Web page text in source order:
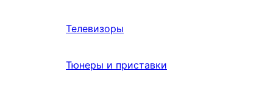
Телевизоры
Тюнеры и приставки